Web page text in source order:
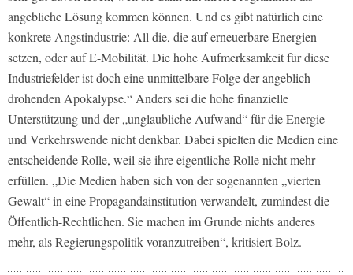
angebliche Lösung kommen können. Und es gibt natürlich eine
konkrete Angstindustrie: All die, die auf erneuerbare Energien
setzen, oder auf E-Mobilität. Die hohe Aufmerksamkeit für diese
Industriefelder ist doch eine unmittelbare Folge der angeblich
drohenden Apokalypse.“ Anders sei die hohe finanzielle
Unterstützung und der „unglaubliche Aufwand“ für die Energie-
und Verkehrswende nicht denkbar. Dabei spielten die Medien eine
entscheidende Rolle, weil sie ihre eigentliche Rolle nicht mehr
erfüllen. „Die Medien haben sich von der sogenannten „vierten
Gewalt“ in eine Propagandainstitution verwandelt, zumindest die
Öffentlich-Rechtlichen. Sie machen im Grunde nichts anderes
mehr, als Regierungspolitik voranzutreiben“, kritisiert Bolz.